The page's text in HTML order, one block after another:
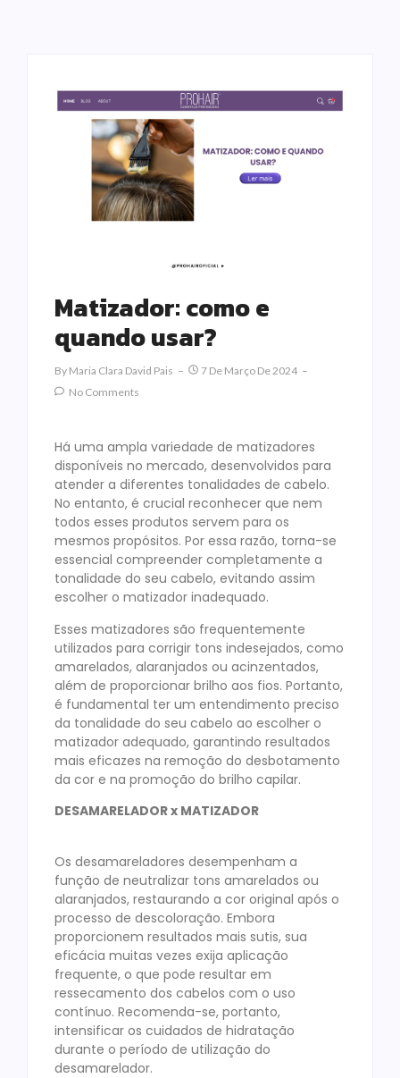
Matizador: como e
quando usar?
By Maria Clara David Pais
7 De Março De 2024
No Comments
Há uma ampla variedade de matizadores
disponíveis no mercado, desenvolvidos para
atender a diferentes tonalidades de cabelo.
No entanto, é crucial reconhecer que nem
todos esses produtos servem para os
mesmos propósitos. Por essa razão, torna-se
essencial compreender completamente a
tonalidade do seu cabelo, evitando assim
escolher o matizador inadequado.
Esses matizadores são frequentemente
utilizados para corrigir tons indesejados, como
amarelados, alaranjados ou acinzentados,
além de proporcionar brilho aos fios. Portanto,
é fundamental ter um entendimento preciso
da tonalidade do seu cabelo ao escolher o
matizador adequado, garantindo resultados
mais eficazes na remoção do desbotamento
da cor e na promoção do brilho capilar.
DESAMARELADOR x MATIZADOR
Os desamareladores desempenham a
função de neutralizar tons amarelados ou
alaranjados, restaurando a cor original após o
processo de descoloração. Embora
proporcionem resultados mais sutis, sua
eficácia muitas vezes exija aplicação
frequente, o que pode resultar em
ressecamento dos cabelos com o uso
contínuo. Recomenda-se, portanto,
intensificar os cuidados de hidratação
durante o período de utilização do
desamarelador.